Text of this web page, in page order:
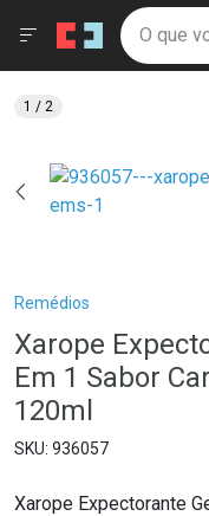
Drogaria São
Ir direto para a
pela
Ir direto para o
Ir direto para a busca
Ir direto para a conta
Ir direto para a
Ir direto para o
Ir direto para o menu
Faça a sua
O que
Menu
Breadcrumb
Remédios
Xarope
Em 1 Sabor
120ml
936057
Xarope Expectorante
1 / 2